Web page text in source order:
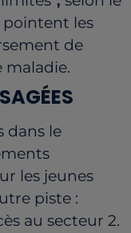
pointent les
de
maladie.
dans le
les jeunes
piste :
au secteur 2.